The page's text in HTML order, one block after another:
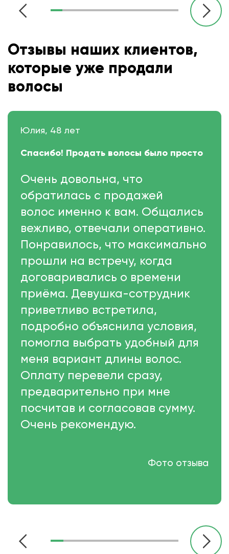
Отзывы наших клиентов,
которые уже продали
волосы
Юлия, 48 лет
Спасибо! Продать волосы было просто
Очень довольна, что
обратилась с продажей
волос именно к вам. Общались
вежливо, отвечали оперативно.
Понравилось, что максимально
прошли на встречу, когда
договаривались о времени
приёма. Девушка-сотрудник
приветливо встретила,
подробно объяснила условия,
помогла выбрать удобный для
меня вариант длины волос.
Оплату перевели сразу,
предварительно при мне
посчитав и согласовав сумму.
Очень рекомендую.
Фото отзыва